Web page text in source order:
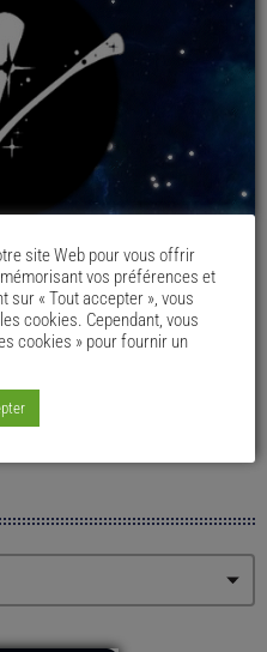
site Web pour vous offrir
vos préférences et
sur « Tout accepter », vous
cookies. Cependant, vous
cookies » pour fournir un